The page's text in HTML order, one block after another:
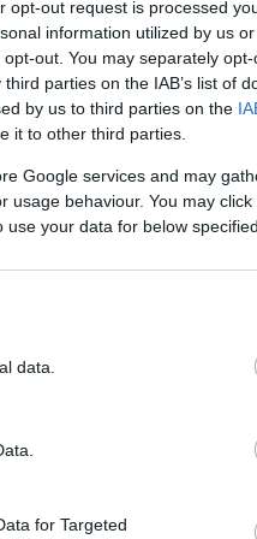
opt-out request is processed
information utilized by us
out. You may separately
parties on the IAB’s list of
by us to third parties on the
it to other third parties.
Google services and may
usage behaviour. You may
your data for below
data.
for Targeted
αποτέλεσμα.
θα μπορούσε να
μέλλον και